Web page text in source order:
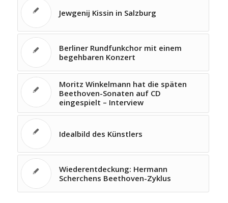
Jewgenij Kissin in Salzburg
Berliner Rundfunkchor mit einem
begehbaren Konzert
Moritz Winkelmann hat die späten
Beethoven-Sonaten auf CD
eingespielt – Interview
Idealbild des Künstlers
Wiederentdeckung: Hermann
Scherchens Beethoven-Zyklus